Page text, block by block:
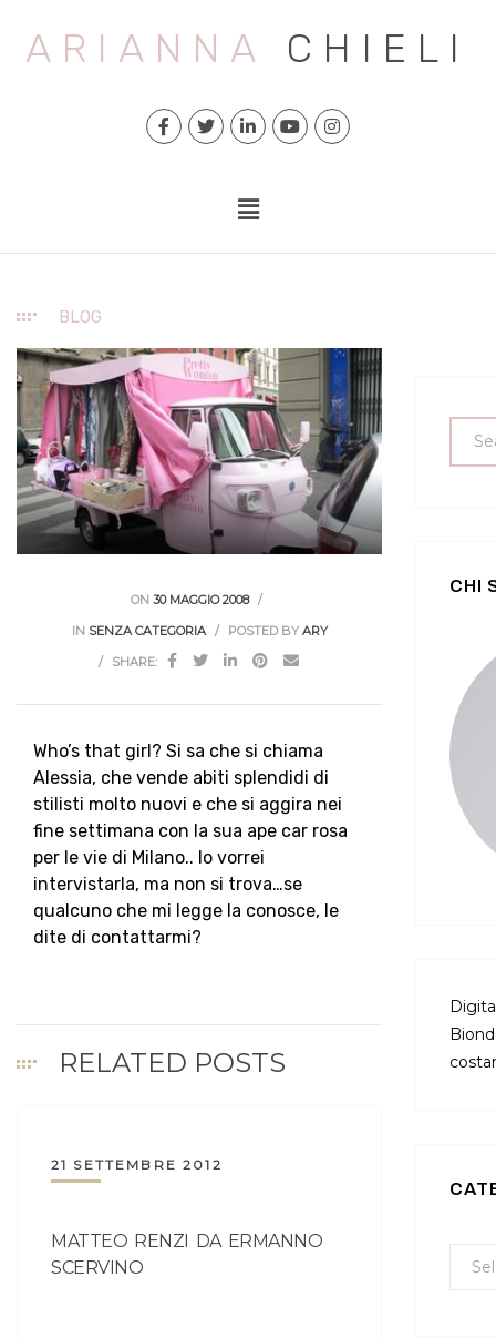
ARIANNA CHIELI
BLOG
ON 30 MAGGIO 2008
IN SENZA CATEGORIA POSTED BY ARY
SHARE:
Who’s that girl? Si sa che si chiama
Alessia, che vende abiti splendidi di
stilisti molto nuovi e che si aggira nei
fine settimana con la sua ape car rosa
per le vie di Milano.. Io vorrei
intervistarla, ma non si trova…se
qualcuno che mi legge la conosce, le
dite di contattarmi?
RELATED POSTS
21 SETTEMBRE 2012
MATTEO RENZI DA ERMANNO
SCERVINO
CHI